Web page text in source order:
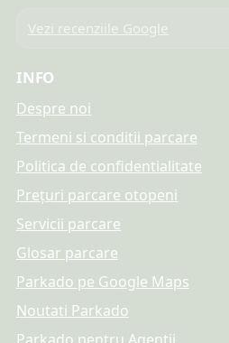
Vezi recenziile Google
INFO
Despre noi
Termeni si conditii parcare
Politica de confidentialitate
Prețuri parcare otopeni
Servicii parcare
Glosar parcare
Parkado pe Google Maps
Noutati Parkado